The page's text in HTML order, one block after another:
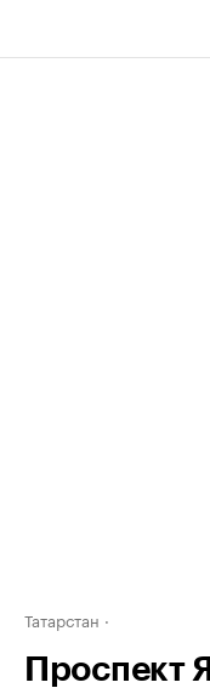
Татарстан
Проспект